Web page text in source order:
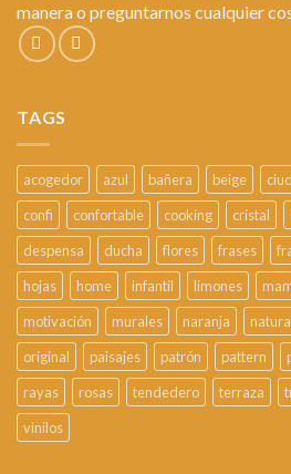
manera o preguntarnos cualquier
TAGS
acogedor azul bañera beige
confi
confortable cooking cristal
despensa
ducha flores frases
hojas
home infantil limones
motivación
murales naranja
original
paisajes patrón pattern
rayas
rosas tendedero terraza
vinilos